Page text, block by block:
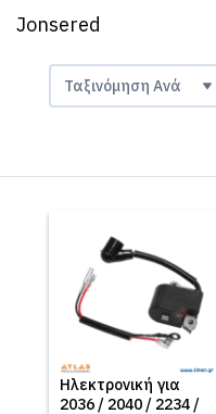
Jonsered
Ηλεκτρονική για
2036 / 2040 / 2234 /